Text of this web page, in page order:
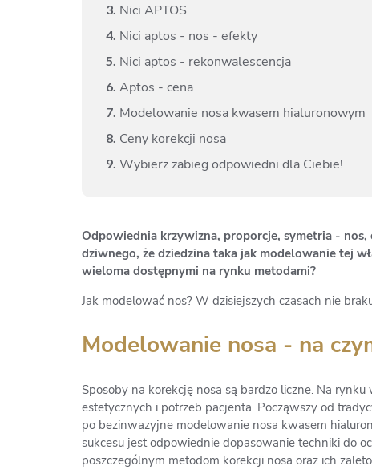
3. Nici APTOS
4. Nici aptos - nos - efekty
5. Nici aptos - rekonwalescencja
6. Aptos - cena
7. Modelowanie nosa kwasem hialuronowym
8. Ceny korekcji nosa
9. Wybierz zabieg odpowiedni dla Ciebie!
Odpowiednia krzywizna, proporcje, symetria -
dziwnego, że dziedzina taka jak modelowanie tej
wieloma dostępnymi na rynku metodami?
Jak modelować nos? W dzisiejszych czasach nie
Modelowanie nosa - na
Sposoby na korekcję nosa są bardzo liczne. Na
estetycznych i potrzeb pacjenta. Począwszy od
po bezinwazyjne modelowanie nosa kwasem
sukcesu jest odpowiednie dopasowanie techniki do
poszczególnym metodom korekcji nosa oraz ich